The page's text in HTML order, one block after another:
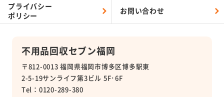
不用品回収セブン福岡
〒812-0013 福岡県福岡市博多区博多駅東
2-5-19サンライフ第3ビル 5F･6F
Tel：0120-289-380
プライバシー
ポリシー
お問い合わせ